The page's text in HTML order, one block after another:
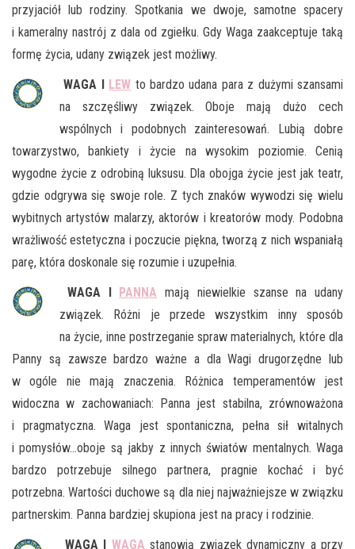
przyjaciół lub rodziny. Spotkania we dwoje, samotne spacery
i kameralny nastrój z dala od zgiełku. Gdy Waga zaakceptuje taką
formę życia, udany związek jest możliwy.
WAGA I LEW to bardzo udana para z dużymi szansami
na szczęśliwy związek. Oboje mają dużo cech
wspólnych i podobnych zainteresowań. Lubią dobre
towarzystwo, bankiety i życie na wysokim poziomie. Cenią
wygodne życie z odrobiną luksusu. Dla obojga życie jest jak teatr,
gdzie odgrywa się swoje role. Z tych znaków wywodzi się wielu
wybitnych artystów malarzy, aktorów i kreatorów mody. Podobna
wrażliwość estetyczna i poczucie piękna, tworzą z nich wspaniałą
parę, która doskonale się rozumie i uzupełnia.
WAGA I PANNA mają niewielkie szanse na udany
związek. Różni je przede wszystkim inny sposób
na życie, inne postrzeganie spraw materialnych, które dla
Panny są zawsze bardzo ważne a dla Wagi drugorzędne lub
w ogóle nie mają znaczenia. Różnica temperamentów jest
widoczna w zachowaniach: Panna jest stabilna, zrównoważona
i pragmatyczna. Waga jest spontaniczna, pełna sił witalnych
i pomysłów…oboje są jakby z innych światów mentalnych. Waga
bardzo potrzebuje silnego partnera, pragnie kochać i być
potrzebna. Wartości duchowe są dla niej najważniejsze w związku
partnerskim. Panna bardziej skupiona jest na pracy i rodzinie.
WAGA I WAGA stanowią związek dynamiczny a przy